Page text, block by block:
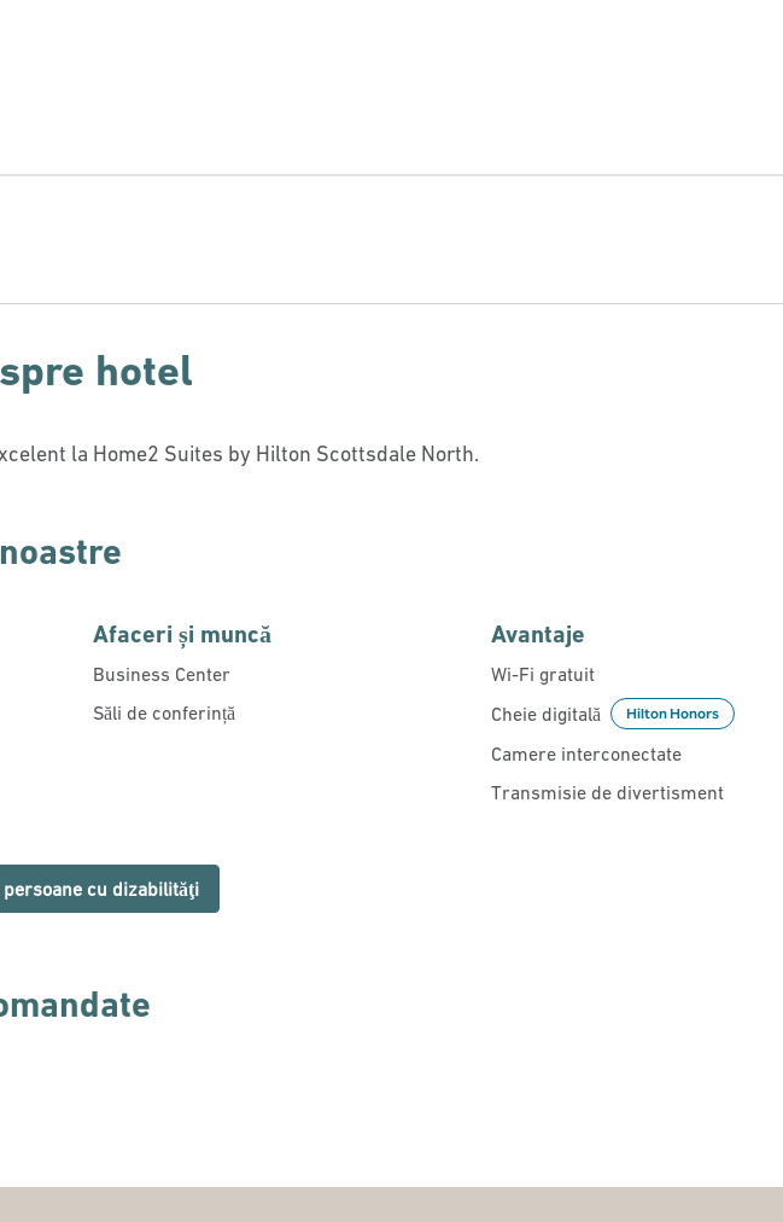
hotel
la Home2 Suites by Hilton Scottsdale North.
Afaceri și muncă
Business Center
Săli de conferință
Avantaje
Wi-Fi gratuit
Cheie digitală
Hilton Honors
Camere interconectate
Transmisie de divertisment
cu dizabilităţi